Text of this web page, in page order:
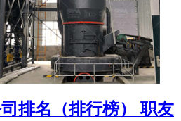
排名（排行榜） 职友